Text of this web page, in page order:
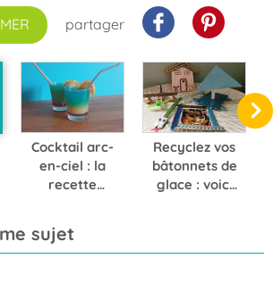
partager
Cocktail arc-
en-ciel : la
recette
enfants au
goûter
Recyclez vos
bâtonnets de
glace : voici
les enfants
sujet